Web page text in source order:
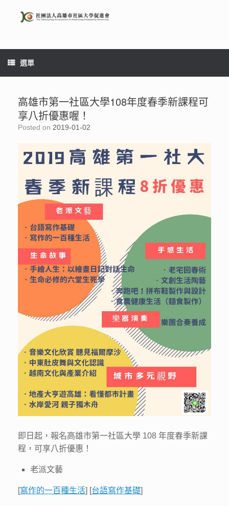
content
選單
高雄市第一社區大學108年度春季新課程可
享八折優惠喔！
Posted on 2019-01-02
即日起，報名高雄市第一社區大學 108 年度春季新課
程，可享八折優惠！
老派文藝
[寫作的一百種生活] [台語寫作基礎]